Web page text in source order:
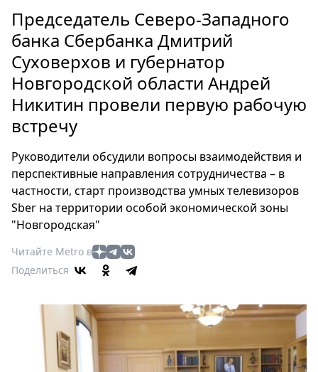
Россия
Мир
Здоровье
Еда
Туризм
Мода
Театр
Кино
Афиша
Книги
Выставки
релизы
О
Стримы
Спецпроекты
Звезды
Выборы
Председатель Северо-Западного
банка Сбербанка Дмитрий
Суховерхов и губернатор
Новгородской области Андрей
Никитин провели первую рабочую
встречу
Руководители обсудили вопросы взаимодействия и
перспективные направления сотрудничества – в
частности, старт производства умных телевизоров
Sber на территории особой экономической зоны
"Новгородская"
Читайте Metro в
Поделиться